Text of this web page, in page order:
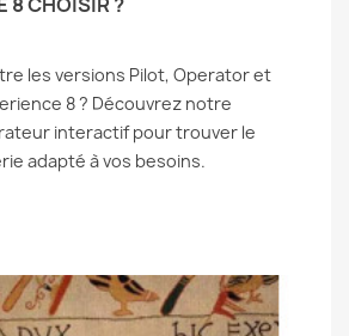
les versions Pilot, Operator et
8 ? Découvrez notre
interactif pour trouver le
adapté à vos besoins.